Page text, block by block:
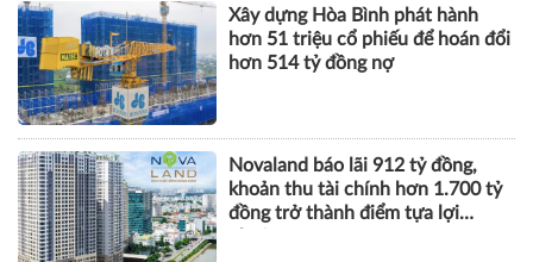
Xây dựng Hòa Bình phát hành
hơn 51 triệu cổ phiếu để hoán đổi
hơn 514 tỷ đồng nợ
Novaland báo lãi 912 tỷ đồng,
khoản thu tài chính hơn 1.700 tỷ
đồng trở thành điểm tựa lợi